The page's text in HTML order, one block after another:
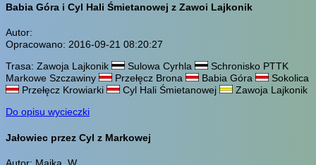
Babia Góra i Cyl Hali Śmietanowej z Zawoi Lajkonik
Autor:
Opracowano: 2016-09-21 08:20:27
Trasa: Zawoja Lajkonik
Sulowa Cyrhla
Schronisko PTTK
Markowe Szczawiny
Przełęcz Brona Babia Góra
Sokolica
Przełęcz Krowiarki
Cyl Hali Śmietanowej
Zawoja Lajkonik
Do opisu wycieczki
Jałowiec przez Cyl z Markowej
Autor: Majka_W